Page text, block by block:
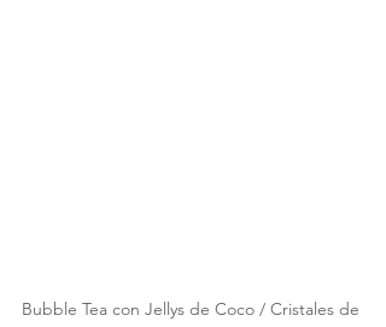
Bubble Tea con Jellys de Coco / Cristales de